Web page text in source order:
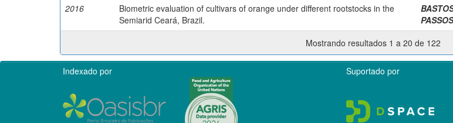
2016
Biometric evaluation of cultivars of orange under different rootstocks in the
Semiarid Ceará, Brazil.
Mostrando resultados 1 a 20 de 122
Indexado por Suportado por